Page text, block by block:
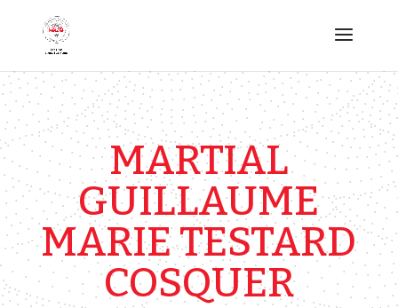
MARTIAL
GUILLAUME
MARIE TESTARD
COSQUER